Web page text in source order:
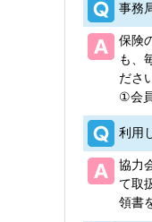
事務
保険
も、
ださ
①会
利用
協力
て取
領書